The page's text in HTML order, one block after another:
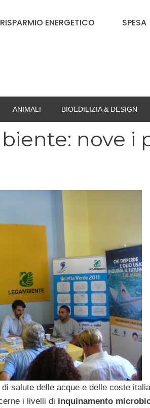
RISPARMIO ENERGETICO SPESA
ANIMALI BIOEDILIZIA & DESIGN
nove i
salute delle acque e delle coste
i livelli di inquinamento